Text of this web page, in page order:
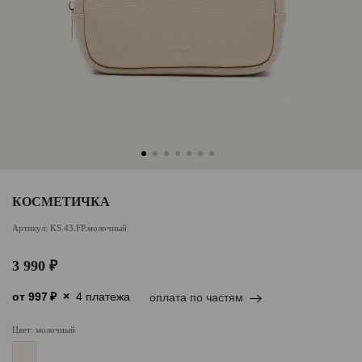
КОСМЕТИЧКА
Артикул: KS.43.FP.молочный
3 990 ₽
от 997₽ × 4 платежа оплата по частям
Цвет: молочный